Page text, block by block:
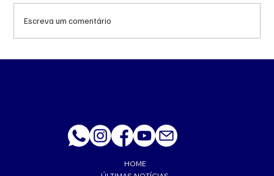
Escreva um comentário
HOME